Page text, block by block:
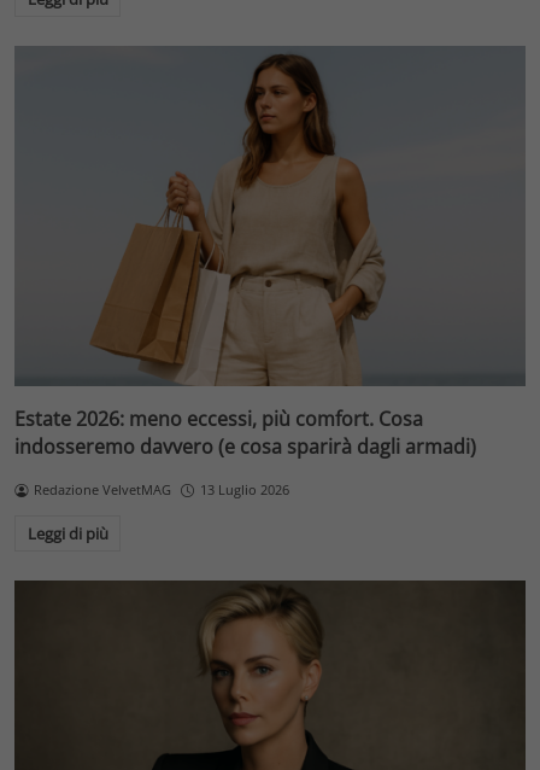
Estate 2026: meno eccessi, più comfort. Cosa
indosseremo davvero (e cosa sparirà dagli armadi)
Redazione VelvetMAG 13 Luglio 2026
Leggi di più